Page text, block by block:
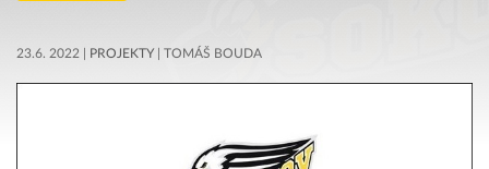
23.6. 2022 | PROJEKTY| TOMÁŠ BOUDA